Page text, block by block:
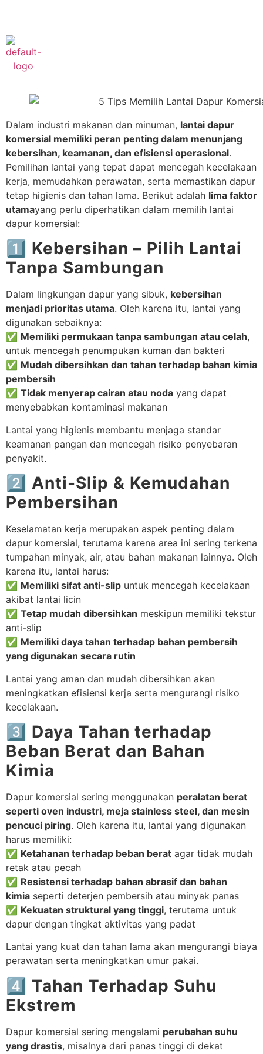
Dalam industri makanan dan minuman, lantai dapur
komersial memiliki peran penting dalam menunjang
kebersihan, keamanan, dan efisiensi operasional.
Pemilihan lantai yang tepat dapat mencegah kecelakaan
kerja, memudahkan perawatan, serta memastikan dapur
tetap higienis dan tahan lama. Berikut adalah lima faktor
utamayang perlu diperhatikan dalam memilih lantai
dapur komersial:
1️⃣ Kebersihan – Pilih Lantai
Tanpa Sambungan
Dalam lingkungan dapur yang sibuk, kebersihan
menjadi prioritas utama. Oleh karena itu, lantai yang
digunakan sebaiknya:
✅ Memiliki permukaan tanpa sambungan atau celah,
untuk mencegah penumpukan kuman dan bakteri
✅ Mudah dibersihkan dan tahan terhadap bahan kimia
pembersih
✅ Tidak menyerap cairan atau noda yang dapat
menyebabkan kontaminasi makanan
Lantai yang higienis membantu menjaga standar
keamanan pangan dan mencegah risiko penyebaran
penyakit.
2️⃣ Anti-Slip & Kemudahan
Pembersihan
Keselamatan kerja merupakan aspek penting dalam
dapur komersial, terutama karena area ini sering terkena
tumpahan minyak, air, atau bahan makanan lainnya. Oleh
karena itu, lantai harus:
✅ Memiliki sifat anti-slip untuk mencegah kecelakaan
akibat lantai licin
✅ Tetap mudah dibersihkan meskipun memiliki tekstur
anti-slip
✅ Memiliki daya tahan terhadap bahan pembersih
yang digunakan secara rutin
Lantai yang aman dan mudah dibersihkan akan
meningkatkan efisiensi kerja serta mengurangi risiko
kecelakaan.
3️⃣ Daya Tahan terhadap
Beban Berat dan Bahan
Kimia
Dapur komersial sering menggunakan peralatan berat
seperti oven industri, meja stainless steel, dan mesin
pencuci piring. Oleh karena itu, lantai yang digunakan
harus memiliki:
✅ Ketahanan terhadap beban berat agar tidak mudah
retak atau pecah
✅ Resistensi terhadap bahan abrasif dan bahan
kimia seperti deterjen pembersih atau minyak panas
✅ Kekuatan struktural yang tinggi, terutama untuk
dapur dengan tingkat aktivitas yang padat
Lantai yang kuat dan tahan lama akan mengurangi biaya
perawatan serta meningkatkan umur pakai.
4️⃣ Tahan Terhadap Suhu
Ekstrem
Dapur komersial sering mengalami perubahan suhu
yang drastis, misalnya dari panas tinggi di dekat